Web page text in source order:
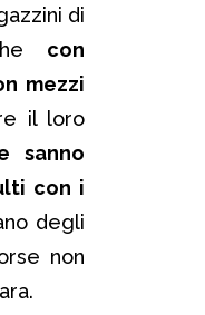
di
con
mezzi
il loro
sanno
con i
degli
non